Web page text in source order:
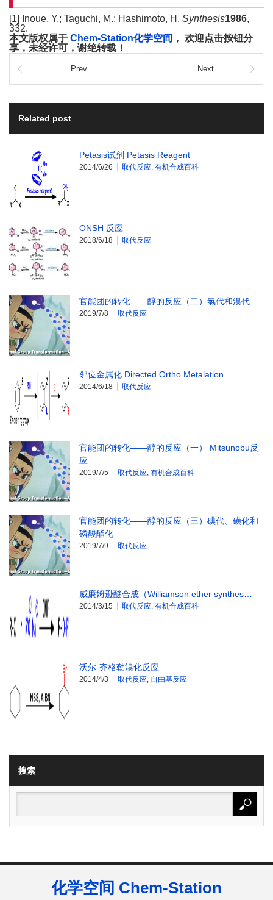
[1] Inoue, Y.; Taguchi, M.; Hashimoto, H. Synthesis1986,
332.
本文版权属于 Chem-Station化学空间 ， 欢迎点击按钮分
享，未经许可，谢绝转载！
Prev Next
Related post
Petasis试剂 Petasis Reagent
2014/6/26 取代反应, 有机合成百科
ONSH 反应
2018/6/18 取代反应
官能团的转化——醇的反应（二）氯代和溴代
2019/7/8 取代反应
邻位金属化 Directed Ortho Metalation
2014/6/18 取代反应
官能团的转化——醇的反应（一） Mitsunobu反
应
2019/7/5 取代反应, 有机合成百科
官能团的转化——醇的反应（三）碘代、磺化和
磷酸酯化
2019/7/9 取代反应
威廉姆逊醚合成（Williamson ether synthes…
2014/3/15 取代反应, 有机合成百科
沃尔-齐格勒溴化反应
2014/4/3 取代反应, 自由基反应
搜索
化学空间 Chem-Station